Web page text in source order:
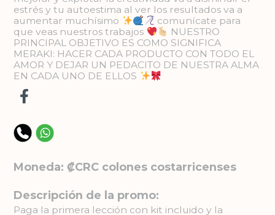
estrés y tu autoestima al ver los resultados va a
aumentar muchísimo
comunícate para
que veas nuestros trabajos
NUESTRO
PRINCIPAL OBJETIVO ES COMO SIGNIFICA
MERAKI: HACER CADA PRODUCTO CON TODO EL
AMOR Y DEJAR UN PEDACITO DE NUESTRA ALMA
EN CADA UNO DE ELLOS
Moneda: ₡CRC colones costarricenses
Descripción de la promo:
Paga la primera lección con kit incluido y la